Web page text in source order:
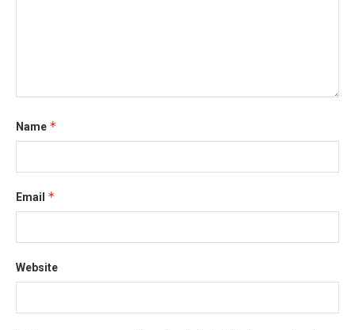
Name *
Email *
Website